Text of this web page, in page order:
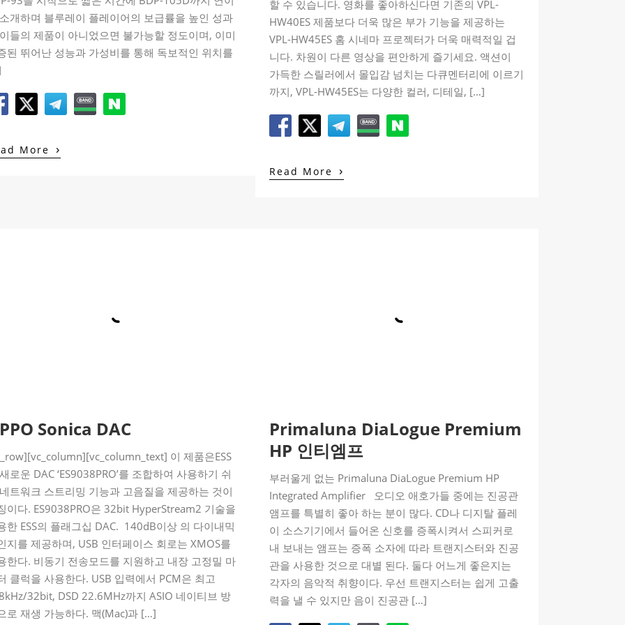
개하며 블루레이 플레이어의 보급률을 높인 성과
들의 제품이 아니었으면 불가능할 정도이며, 이미
된 뛰어난 성능과 가성비를 통해 독보적인 위치를
More ›
할 수 있습니다. 영화를 좋아하신다면 기존의 VPL-
HW40ES 제품보다 더욱 많은 부가 기능을 제공하는
VPL-HW45ES 홈 시네마 프로젝터가 더욱 매력적일 겁
니다. 차원이 다른 영상을 편안하게 즐기세요. 액션이
가득한 스릴러에서 몰입감 넘치는 다큐멘터리에 이르기
까지, VPL-HW45ES는 다양한 컬러, 디테일, […]
Read More ›
Sonica DAC
이 제품은ESS
로운 DAC ‘ES9038PRO’를 조합하여 사용하기 쉬
트워크 스트리밍 기능과 고음질을 제공하는 것이
이다. ES9038PRO은 32bit HyperStream2 기술을
한 ESS의 플래그십 DAC. 140dB이상 의 다이내믹
지를 제공하며, USB 인터페이스 회로는 XMOS를
한다. 비동기 전송모드를 지원하고 내장 고정밀 마
클럭을 사용한다. USB 입력에서 PCM은 최고
32bit, DSD 22.6MHz까지 ASIO 네이티브 방
로 재생 가능하다. 맥(Mac)과 […]
Primaluna DiaLogue Premium
HP 인티엠프
부러울게 없는 Primaluna DiaLogue Premium HP
Integrated Amplifier 오디오 애호가들 중에는 진공관
앰프를 특별히 좋아 하는 분이 많다. CD나 디지탈 플레
이 소스기기에서 들어온 신호를 증폭시켜서 스피커로
내 보내는 앰프는 증폭 소자에 따라 트랜지스터와 진공
관을 사용한 것으로 대별 된다. 둘다 어느게 좋은지는
각자의 음악적 취향이다. 우선 트랜지스터는 쉽게 고출
력을 낼 수 있지만 음이 진공관 […]